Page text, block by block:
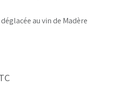
au vin de Madère